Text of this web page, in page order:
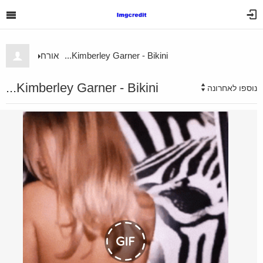
אורח Kimberley Garner - Bikini...
Kimberley Garner - Bikini... נוספו לאחרונה